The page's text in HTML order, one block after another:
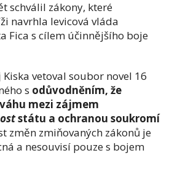
schválil zákony, které
navrhla levicová vláda
Fica s cílem účinnějšího boje
vetoval soubor novel 16
s odůvodněním, že
mezi zájmem
státu a ochranou soukromí
změn zmiňovaných zákonů je
a nesouvisí pouze s bojem